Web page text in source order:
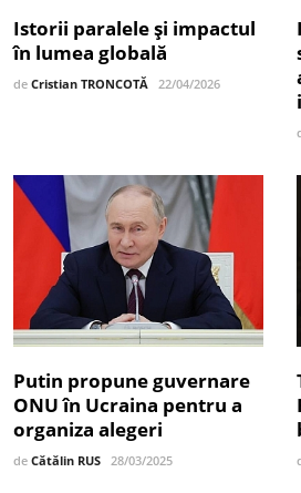
Istorii paralele și impactul
în lumea globală
de Cristian TRONCOTĂ 22/04/2026
Putin propune guvernare
ONU în Ucraina pentru a
organiza alegeri
de Cătălin RUS 28/03/2025